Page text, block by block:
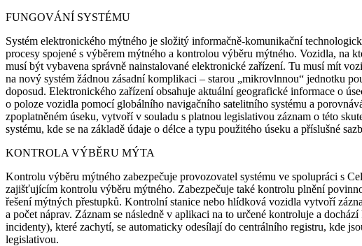
FUNGOVÁNÍ SYSTÉMU
Systém elektronického mýtného je složitý informačně-komunikační
procesy spojené s výběrem mýtného a kontrolou výběru mýtného. Vozidla, na
musí být vybavena správně nainstalované elektronické zařízení. Tu musí mít
na nový systém žádnou zásadní komplikaci – starou „mikrovlnnou“ jednotku
doposud. Elektronického zařízení obsahuje aktuální geografické informace o
o poloze vozidla pomocí globálního navigačního satelitního systému a
zpoplatněném úseku, vytvoří v souladu s platnou legislativou záznam o této
systému, kde se na základě údaje o délce a typu použitého úseku a příslušné
KONTROLA VÝBĚRU MÝTA
Kontrolu výběru mýtného zabezpečuje provozovatel systému ve spolupráci s
zajišťujícím kontrolu výběru mýtného. Zabezpečuje také kontrolu plnění
řešení mýtných přestupků. Kontrolní stanice nebo hlídková vozidla vytvoří
a počet náprav. Záznam se následně v aplikaci na to určené kontroluje a
incidenty), které zachytí, se automaticky odesílají do centrálního registru, kde
legislativou.